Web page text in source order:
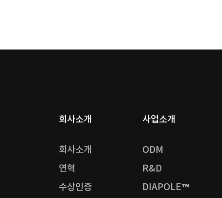
회사소개
회사소개
연혁
수상인증
사업소개
ODM
R&D
DIAPOLE™